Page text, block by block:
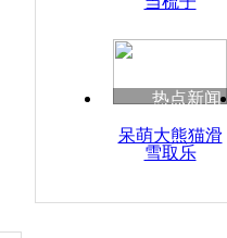
魂
热点新闻
呆萌大熊猫滑
雪取乐